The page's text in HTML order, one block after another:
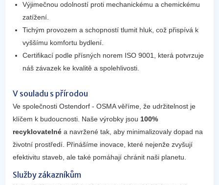
Výjimečnou odolností proti mechanickému a chemickému
zatížení.
Tichým provozem a schopností tlumit hluk, což přispívá k
vyššímu komfortu bydlení.
Certifikací podle přísných norem ISO 9001, která potvrzuje
náš závazek ke kvalitě a spolehlivosti.
V souladu s přírodou
Ve společnosti Ostendorf - OSMA věříme, že udržitelnost je
klíčem k budoucnosti. Naše výrobky jsou 100%
recyklovatelné a navržené tak, aby minimalizovaly dopad na
životní prostředí. Přinášíme inovace, které nejenže zvyšují
efektivitu staveb, ale také pomáhají chránit naši planetu.
Služby zákazníkům